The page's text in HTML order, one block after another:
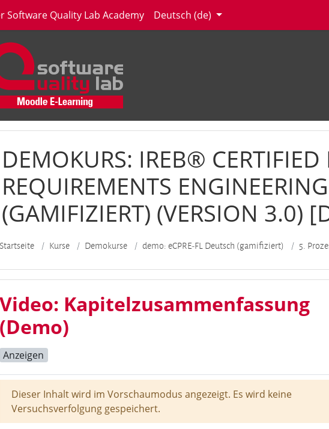
Software Quality Lab Academy Deutsch ‎(de)‎
DEMOKURS: IREB® CERTIFIED
REQUIREMENTS
(GAMIFIZIERT) (VERSION 3.0)
Startseite Kurse Demokurse demo: eCPRE-FL Deutsch (gamifiziert) 5.
Video: Kapitelzusammenfassung
(Demo)
Anzeigen
Dieser Inhalt wird im Vorschaumodus angezeigt. Es wird keine
Versuchsverfolgung gespeichert.